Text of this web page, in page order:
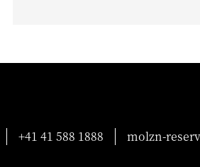
+41 41 588 1888 molzn-